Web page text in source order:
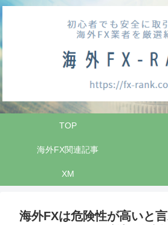
TOP
海外FX関連記事
XM
海外FXは危険性が高いと